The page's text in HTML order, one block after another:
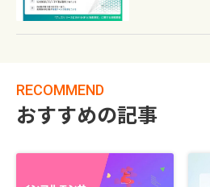
RECOMMEND
おすすめの記事